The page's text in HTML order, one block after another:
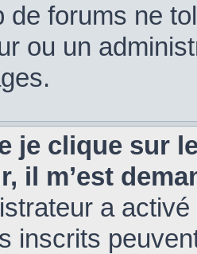
de forums ne
ou un
je clique sur
il m’est
a
inscrits